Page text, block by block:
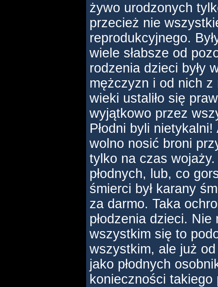
żywo urodzonych
przecież nie
reprodukcyjnego.
wiele słabsze od
rodzenia dzieci były
mężczyzn i od nich z
wieki ustaliło się
wyjątkowo przez
Płodni byli
wolno nosić broni
tylko na czas
płodnych, lub, co
śmierci był karany
za darmo. Taka
płodzenia dzieci.
wszystkim się to
wszystkim, ale już
jako płodnych
konieczności takiego